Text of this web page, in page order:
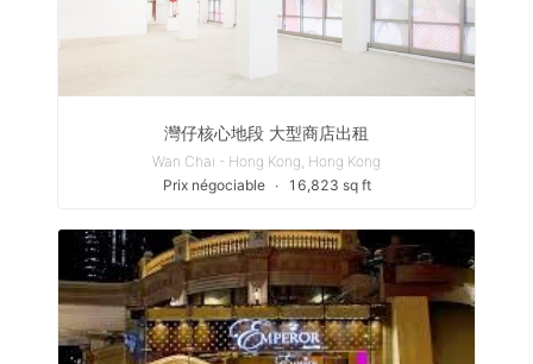
灣仔核心地段 大型商店出租
Wan Chai - Hong Kong, Hong Kong
Prix négociable
∙ 16,823 sq ft